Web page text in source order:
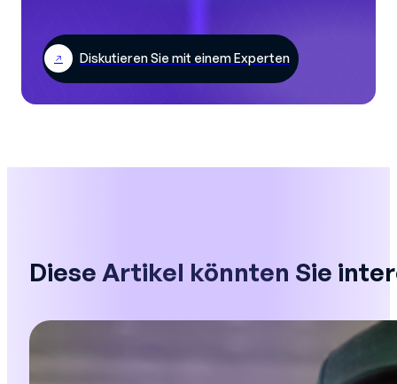
Diskutieren Sie mit einem Experten
Diese Artikel könnten Sie